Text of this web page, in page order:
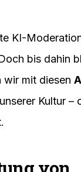
KI-
bis dahin
wir mit diesen
Kultur –